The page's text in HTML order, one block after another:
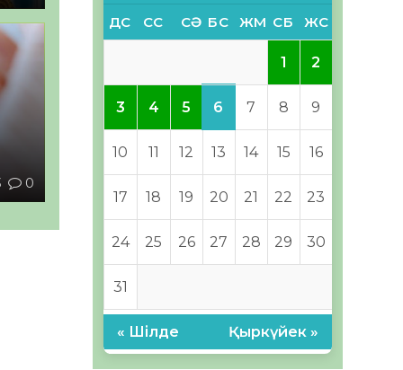
0
ДС СС СӘ БС ЖМ СБ ЖС
1 2
3 4 5 6 7 8 9
10 11 12 13 14 15 16
17 18 19 20 21 22 23
24 25 26 27 28 29 30
31
« Шілде Қыркүйек »